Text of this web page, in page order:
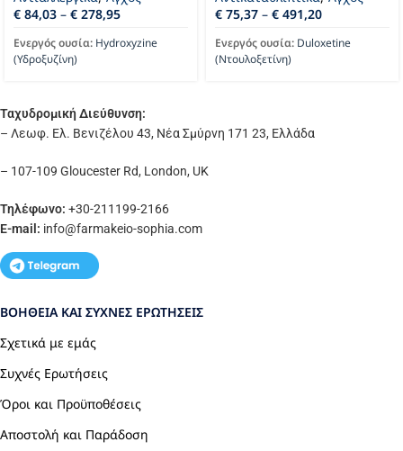
€ 84,03 – € 278,95
Ενεργός ουσία: Hydroxyzine
(Υδροξυζίνη)
€ 75,37 – € 491,20
Ενεργός ουσία: Duloxetine
(Ντουλοξετίνη)
Ταχυδρομική Διεύθυνση:
– Λεωφ. Ελ. Βενιζέλου 43, Νέα Σμύρνη 171 23, Ελλάδα
– 107-109 Gloucester Rd, London, UK
Τηλέφωνο: +30-211199-2166
E-mail: info@farmakeio-sophia.com
ΒΟΉΘΕΙΑ ΚΑΙ ΣΥΧΝΈΣ ΕΡΩΤΉΣΕΙΣ
Σχετικά με εμάς
Συχνές Ερωτήσεις
Όροι και Προϋποθέσεις
Αποστολή και Παράδοση